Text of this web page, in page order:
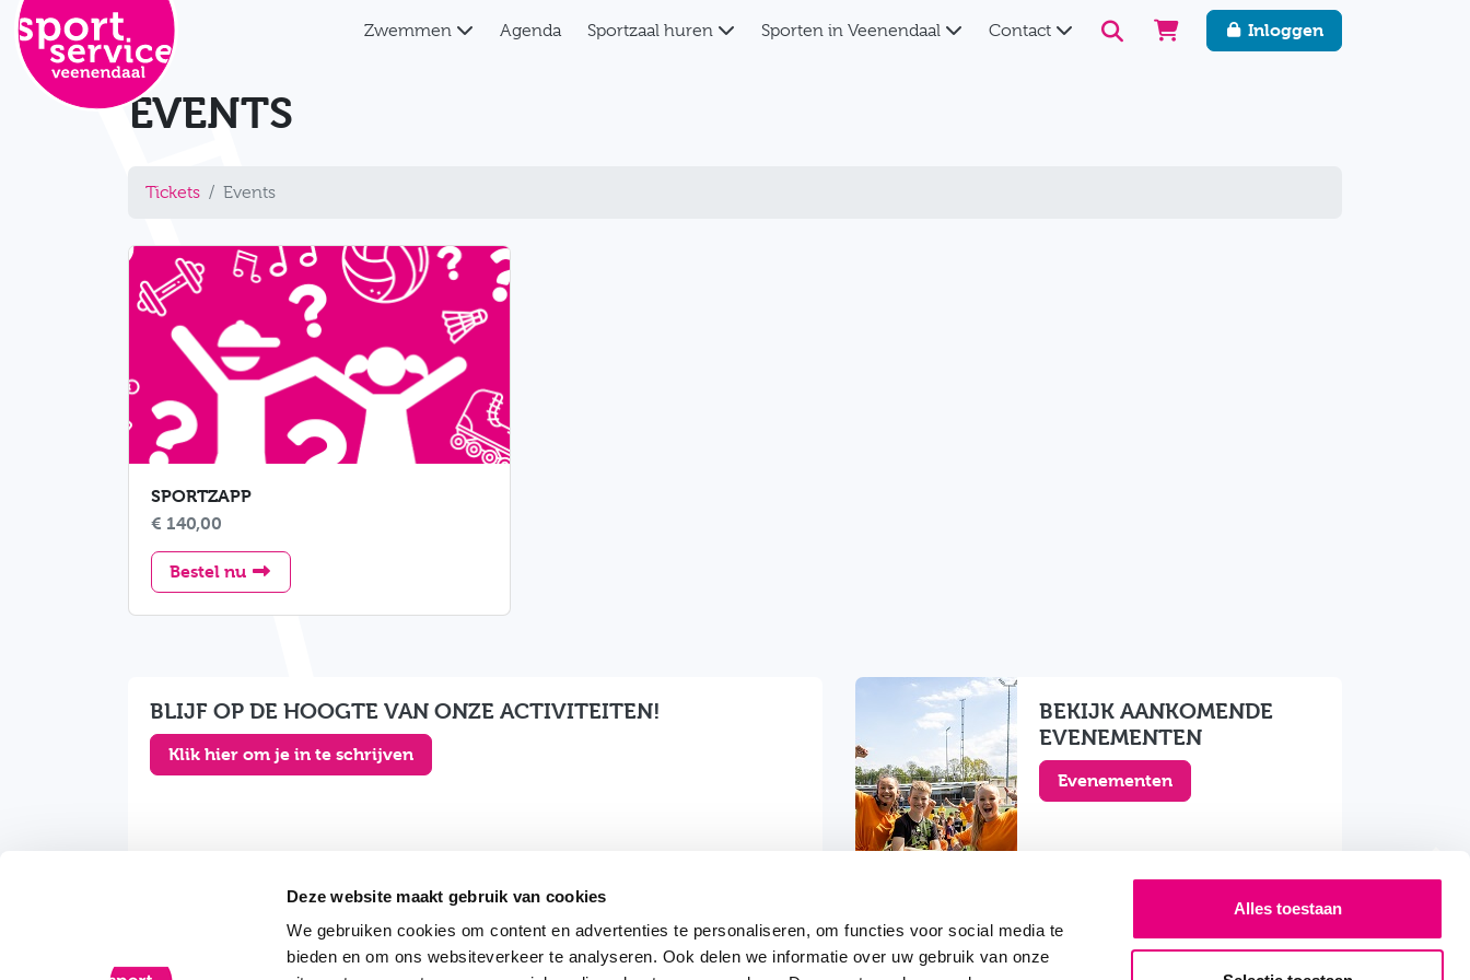
Deze website maakt gebruik van cookies
We gebruiken cookies om content en advertenties te personaliseren, om functies voor social media te
bieden en om ons websiteverkeer te analyseren. Ook delen we informatie over uw gebruik van onze
Alles toestaan
Direct naar de inhoud van de pagina
Zwemmen
Agenda Sportzaal huren Sporten in Veenendaal Contact Inloggen
EVENTS
Tickets Events
SPORTZAPP
€ 140,00
Bestel nu SportZapp
BLIJF OP DE HOOGTE VAN ONZE ACTIVITEITEN!
Klik hier om je in te schrijven
BEKIJK AANKOMENDE
EVENEMENTEN
Evenementen